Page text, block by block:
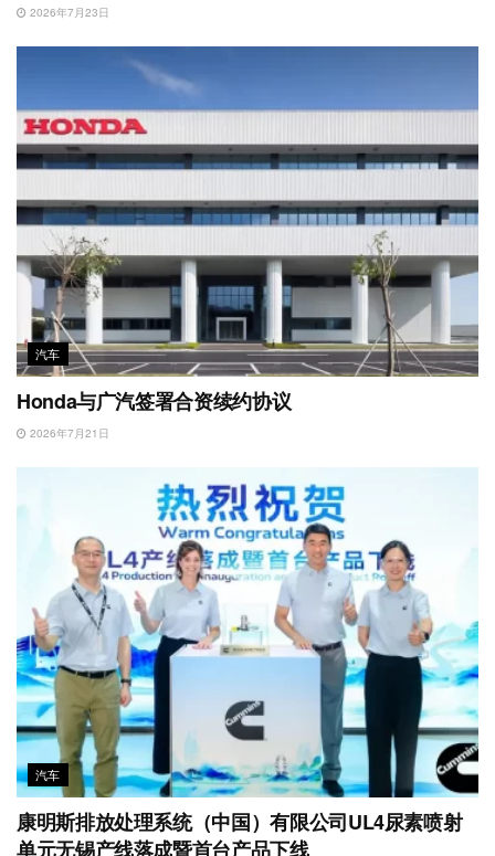
2026年7月23日
汽车
Honda与广汽签署合资续约协议
2026年7月21日
汽车
康明斯排放处理系统（中国）有限公司UL4尿素喷射
单元无锡产线落成暨首台产品下线